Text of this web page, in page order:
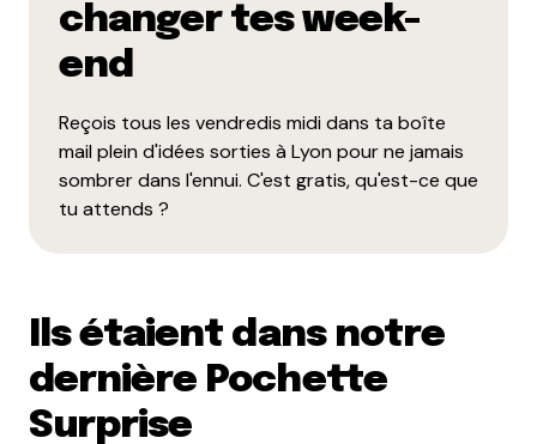
changer tes week-
end
Reçois tous les vendredis midi dans ta boîte
mail plein d'idées sorties à Lyon pour ne jamais
sombrer dans l'ennui. C'est gratis, qu'est-ce que
tu attends ?
Ils étaient dans notre
dernière Pochette
Surprise